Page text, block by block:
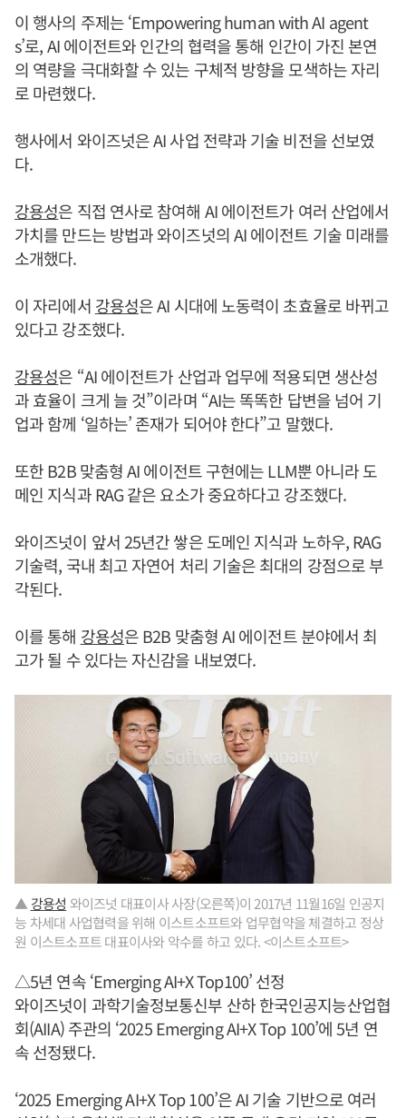
이 행사의 주제는 ‘Empowering human with AI agent
s’로, AI 에이전트와 인간의 협력을 통해 인간이 가진 본연
의 역량을 극대화할 수 있는 구체적 방향을 모색하는 자리
로 마련했다.
행사에서 와이즈넛은 AI 사업 전략과 기술 비전을 선보였
다.
강용성은 직접 연사로 참여해 AI 에이전트가 여러 산업에서
가치를 만드는 방법과 와이즈넛의 AI 에이전트 기술 미래를
소개했다.
이 자리에서 강용성은 AI 시대에 노동력이 초효율로 바뀌고
있다고 강조했다.
강용성은 “AI 에이전트가 산업과 업무에 적용되면 생산성
과 효율이 크게 늘 것”이라며 “AI는 똑똑한 답변을 넘어 기
업과 함께 ‘일하는’ 존재가 되어야 한다”고 말했다.
또한 B2B 맞춤형 AI 에이전트 구현에는 LLM뿐 아니라 도
메인 지식과 RAG 같은 요소가 중요하다고 강조했다.
와이즈넛이 앞서 25년간 쌓은 도메인 지식과 노하우, RAG
기술력, 국내 최고 자연어 처리 기술은 최대의 강점으로 부
각된다.
이를 통해 강용성은 B2B 맞춤형 AI 에이전트 분야에서 최
고가 될 수 있다는 자신감을 내보였다.
▲ 강용성 와이즈넛 대표이사 사장(오른쪽)이 2017년 11월16일 인공지
능 차세대 사업협력을 위해 이스트소프트와 업무협약을 체결하고 정상
원 이스트소프트 대표이사와 악수를 하고 있다. <이스트소프트>
△5년 연속 ‘Emerging AI+X Top100’ 선정
와이즈넛이 과학기술정보통신부 산하 한국인공지능산업협
회(AIIA) 주관의 ‘2025 Emerging AI+X Top 100’에 5년 연
속 선정됐다.
‘2025 Emerging AI+X Top 100’은 AI 기술 기반으로 여러